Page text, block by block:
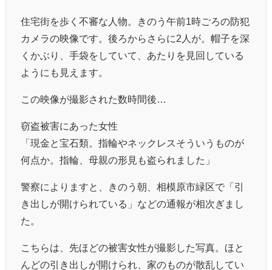
住宅街を歩く不審な人物。きのう午前1時ごろの防犯
カメラの映像です。後ろからさらに2人が。帽子を深
くかぶり、手袋をしていて、あたりを見回している
ようにも見えます。
この映像が撮影された数時間後…
窃盗被害にあった女性
「現金と宝石類。指輪やネックレスそういうものが
何点か。指輪、母親の形見も盗られました」
警察によりますと、きのう朝、相模原市緑区で「引
き出しが開けられている」などの通報が相次ぎまし
た。
こちらは、先ほどの被害女性が撮影した写真。ほと
んどの引き出しが開けられ、家のものが散乱してい